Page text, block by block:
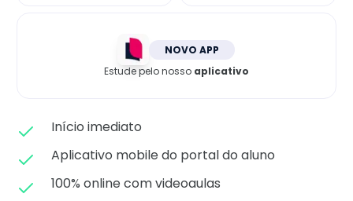
NOVO APP
Estude pelo nosso aplicativo
Início imediato
Aplicativo mobile do portal do aluno
100% online com videoaulas